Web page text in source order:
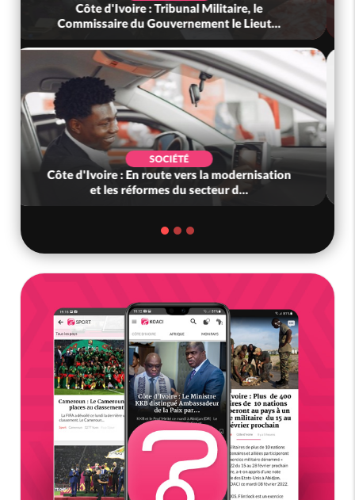
Côte d'Ivoire : Tribunal Militaire, le
Commissaire du Gouvernement le Lieut...
SOCIÉTÉ
Côte d'Ivoire : En route vers la modernisation
et les réformes du secteur d...